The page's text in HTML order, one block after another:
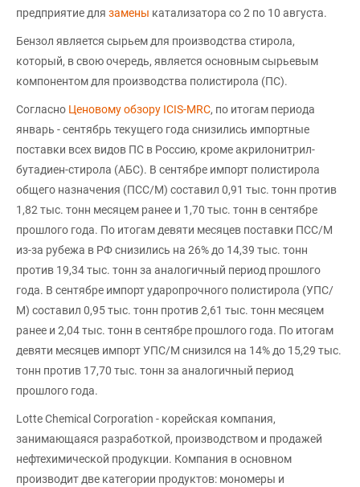
предприятие для замены катализатора со 2 по 10 августа.
Бензол является сырьем для производства стирола,
который, в свою очередь, является основным сырьевым
компонентом для производства полистирола (ПС).
Согласно Ценовому обзору ICIS-MRC, по итогам периода
январь - сентябрь текущего года снизились импортные
поставки всех видов ПС в Россию, кроме акрилонитрил-
бутадиен-стирола (АБС). В сентябре импорт полистирола
общего назначения (ПСС/М) составил 0,91 тыс. тонн против
1,82 тыс. тонн месяцем ранее и 1,70 тыс. тонн в сентябре
прошлого года. По итогам девяти месяцев поставки ПСС/М
из-за рубежа в РФ снизились на 26% до 14,39 тыс. тонн
против 19,34 тыс. тонн за аналогичный период прошлого
года. В сентябре импорт ударопрочного полистирола (УПС/
М) составил 0,95 тыс. тонн против 2,61 тыс. тонн месяцем
ранее и 2,04 тыс. тонн в сентябре прошлого года. По итогам
девяти месяцев импорт УПС/М снизился на 14% до 15,29 тыс.
тонн против 17,70 тыс. тонн за аналогичный период
прошлого года.
Lotte Chemical Corporation - корейская компания,
занимающаяся разработкой, производством и продажей
нефтехимической продукции. Компания в основном
производит две категории продуктов: мономеры и